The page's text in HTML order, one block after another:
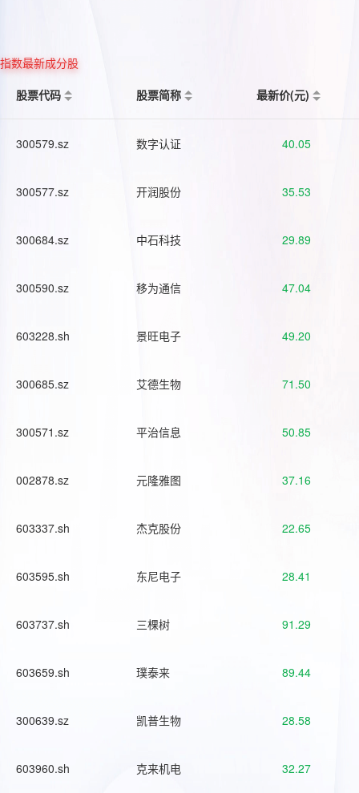
指数最新成分股
股票代码
股票简称 最新价(元)
300579.sz 数字认证 40.05
300577.sz 开润股份 35.53
300684.sz 中石科技 29.89
300590.sz 移为通信 47.04
603228.sh 景旺电子 49.20
300685.sz 艾德生物 71.50
300571.sz 平治信息 50.85
002878.sz 元隆雅图 37.16
603337.sh 杰克股份 22.65
603595.sh 东尼电子 28.41
603737.sh 三棵树 91.29
603659.sh 璞泰来 89.44
300639.sz 凯普生物 28.58
603960.sh 克来机电 32.27